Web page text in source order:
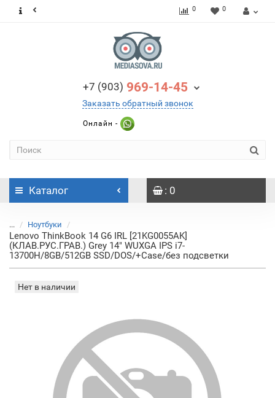
0 0
+7 (903) 969-14-45
Заказать обратный звонок
Онлайн -
Каталог : 0
... Ноутбуки
Lenovo ThinkBook 14 G6 IRL [21KG0055AK]
(КЛАВ.РУС.ГРАВ.) Grey 14" WUXGA IPS i7-
13700H/8GB/512GB SSD/DOS/+Case/без подсветки
Нет в наличии